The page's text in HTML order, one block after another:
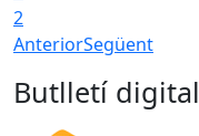
2
AnteriorSegüent
Butlletí digital